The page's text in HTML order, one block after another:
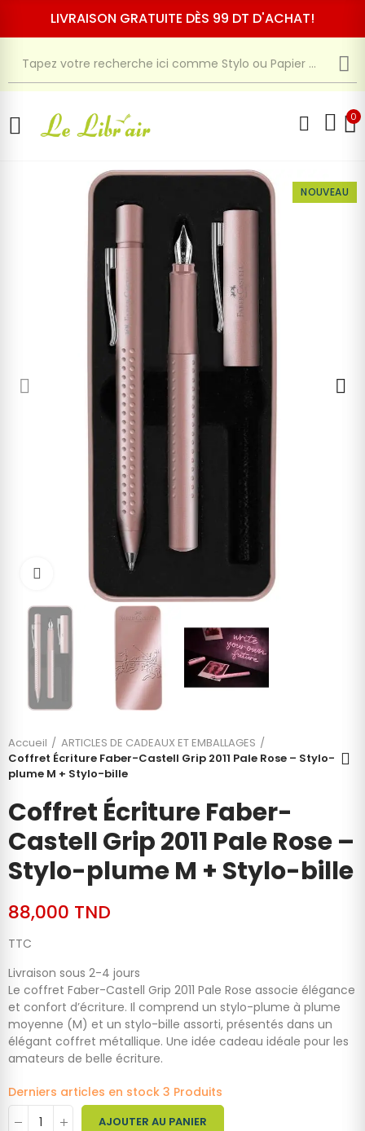
LIVRAISON GRATUITE DÈS 99 DT D'ACHAT!
0
NOUVEAU
Cliquez pour agrandir
Accueil
ARTICLES DE CADEAUX ET EMBALLAGES
Coffret Écriture Faber-Castell Grip 2011 Pale Rose – Stylo-
plume M + Stylo-bille
Coffret Écriture Faber-
Castell Grip 2011 Pale Rose –
Stylo-plume M + Stylo-bille
88,000 TND
TTC
Livraison sous 2-4 jours
Le coffret Faber-Castell Grip 2011 Pale Rose associe élégance
et confort d’écriture. Il comprend un stylo-plume à plume
moyenne (M) et un stylo-bille assorti, présentés dans un
élégant coffret métallique. Une idée cadeau idéale pour les
amateurs de belle écriture.
Derniers articles en stock 3 Produits
AJOUTER AU PANIER